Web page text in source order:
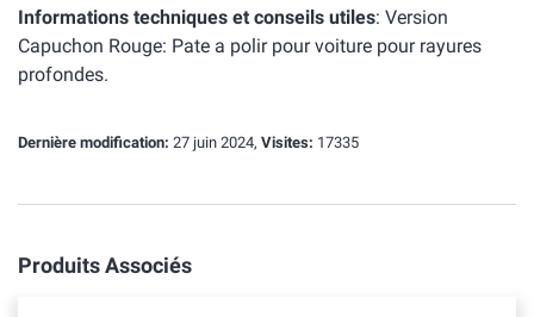
Informations techniques et conseils utiles: Version
Capuchon Rouge: Pate a polir pour voiture pour rayures
profondes.
Dernière modification: 27 juin 2024, Visites: 17335
Produits Associés